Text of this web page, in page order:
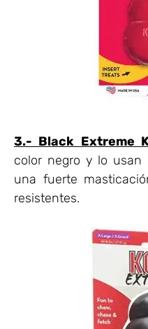
3.- Black Extreme
color negro y lo usan
una fuerte
resistentes.